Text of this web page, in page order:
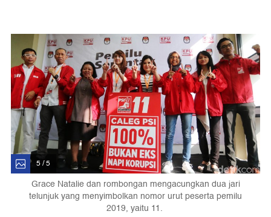
5 / 5
Grace Natalie dan rombongan mengacungkan dua jari
telunjuk yang menyimbolkan nomor urut peserta pemilu
2019, yaitu 11.